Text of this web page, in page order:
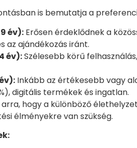
is bemutatja a
év): Erősen érdeklődnek a
az ajándékozás iránt.
év):Szélesebb körű
Inkább az értékesebb vagy
digitális termékek és ingatlan.
hogy a különböző
élményekre van szükség.